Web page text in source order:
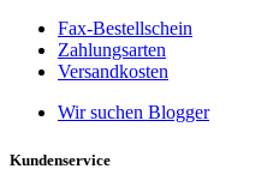
Fax-Bestellschein
Zahlungsarten
Versandkosten
Wir suchen Blogger
Kundenservice